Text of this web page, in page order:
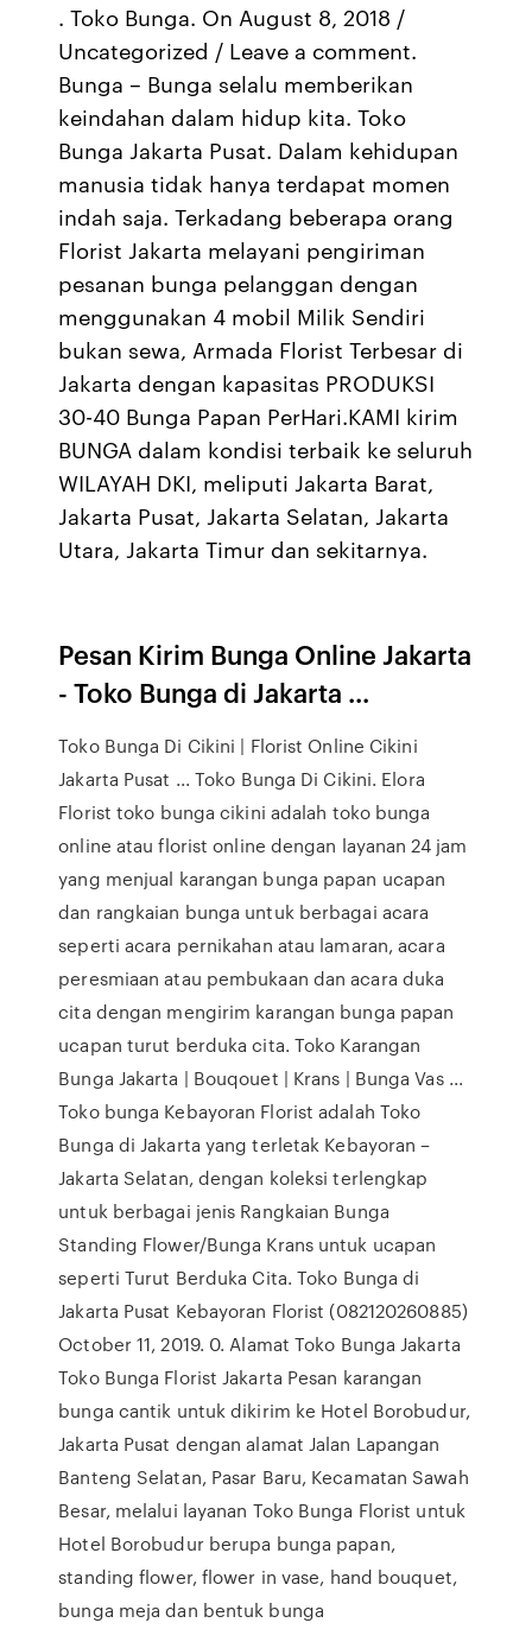
. Toko Bunga. On August 8, 2018 /
Uncategorized / Leave a comment.
Bunga – Bunga selalu memberikan
keindahan dalam hidup kita. Toko
Bunga Jakarta Pusat. Dalam kehidupan
manusia tidak hanya terdapat momen
indah saja. Terkadang beberapa orang
Florist Jakarta melayani pengiriman
pesanan bunga pelanggan dengan
menggunakan 4 mobil Milik Sendiri
bukan sewa, Armada Florist Terbesar di
Jakarta dengan kapasitas PRODUKSI
30-40 Bunga Papan PerHari.KAMI kirim
BUNGA dalam kondisi terbaik ke seluruh
WILAYAH DKI, meliputi Jakarta Barat,
Jakarta Pusat, Jakarta Selatan, Jakarta
Utara, Jakarta Timur dan sekitarnya.
Pesan Kirim Bunga Online Jakarta
- Toko Bunga di Jakarta ...
Toko Bunga Di Cikini | Florist Online Cikini
Jakarta Pusat ... Toko Bunga Di Cikini. Elora
Florist toko bunga cikini adalah toko bunga
online atau florist online dengan layanan 24 jam
yang menjual karangan bunga papan ucapan
dan rangkaian bunga untuk berbagai acara
seperti acara pernikahan atau lamaran, acara
peresmiaan atau pembukaan dan acara duka
cita dengan mengirim karangan bunga papan
ucapan turut berduka cita. Toko Karangan
Bunga Jakarta | Bouqouet | Krans | Bunga Vas ...
Toko bunga Kebayoran Florist adalah Toko
Bunga di Jakarta yang terletak Kebayoran –
Jakarta Selatan, dengan koleksi terlengkap
untuk berbagai jenis Rangkaian Bunga
Standing Flower/Bunga Krans untuk ucapan
seperti Turut Berduka Cita. Toko Bunga di
Jakarta Pusat Kebayoran Florist (082120260885)
October 11, 2019. 0. Alamat Toko Bunga Jakarta
Toko Bunga Florist Jakarta Pesan karangan
bunga cantik untuk dikirim ke Hotel Borobudur,
Jakarta Pusat dengan alamat Jalan Lapangan
Banteng Selatan, Pasar Baru, Kecamatan Sawah
Besar, melalui layanan Toko Bunga Florist untuk
Hotel Borobudur berupa bunga papan,
standing flower, flower in vase, hand bouquet,
bunga meja dan bentuk bunga